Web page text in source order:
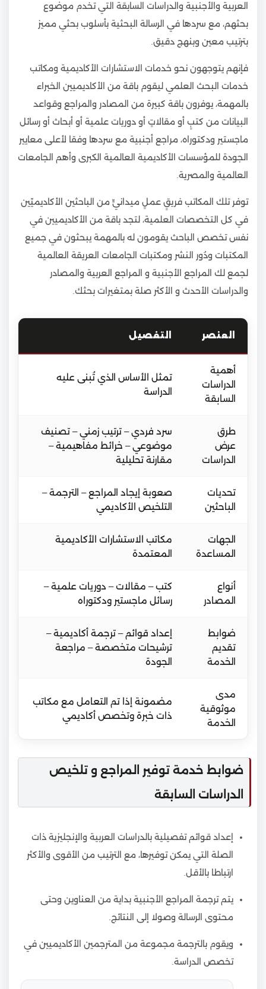
العربية والأجنبية والدراسات السابقة التي تخدم موضوع
بحثهم، مع سردها في الرسالة البحثية بأسلوب بحثي مميز
بترتيب معين وبنهج دقيق.
فإنهم يتوجهون نحو خدمات الاستشارات الأكاديمية ومكاتب
خدمات البحث العلمي ليقوم باقة من الأكاديميين الخبراء
بالمهمة، يوفرون باقة كبيرة من المصادر والمراجع وقواعد
البيانات من كتبٍ أو مقالاتٍ أو دوريات علمية أو أبحاث أو رسائل
ماجستير ودكتوراه، مراجع أجنبية مع سردها وفقا لأعلى معايير
الجودة للمؤسسات الأكاديمية العالمية الكبرى وأهم الجامعات
العالمية والمصرية.
توفر تلك المكاتب فريقٍ عملٍ ميدانيٍّ من الباحثين الأكاديميّين
في كل التخصصات العلمية، لتجد باقة من الأكاديميين في
نفس تخصص الباحث يقومون له بالمهمة يبحثون في جميع
المكتبات ودُور النشر ومكتبات الجامعات العريقة العالمية
لجمع لك المراجع الأجنبية و المراجع العربية والمصادر
والدراسات الأحدث و الأكثر صلة بمتغيرات بحثك.
العنصر التفصيل
أهمية
الدراسات
السابقة
تمثل الأساس الذي تُبنى عليه
الدراسة
طرق
عرض
الدراسات
سرد فردي – ترتيب زمني – تصنيف
موضوعي – خرائط مفاهيمية –
مقارنة تحليلية
تحديات
الباحثين
صعوبة إيجاد المراجع – الترجمة –
التلخيص الأكاديمي
الجهات
المساعدة
مكاتب الاستشارات الأكاديمية
المعتمدة
أنواع
المصادر
كتب – مقالات – دوريات علمية –
رسائل ماجستير ودكتوراه
ضوابط
تقديم
الخدمة
إعداد قوائم – ترجمة أكاديمية –
ترشيحات متخصصة – مراجعة
الجودة
مدى
موثوقية
الخدمة
مضمونة إذا تم التعامل مع مكاتب
ذات خبرة وتخصص أكاديمي
ضوابط خدمة توفير المراجع و تلخيص
الدراسات السابقة
إعداد قوائم تفصيلية بالدراسات العربية والإنجليزية ذات
الصلة التي يمكن توفيرها، مع الترتيب من الأقوى والأكثر
ارتباطا بالأقل.
يتم ترجمة المراجع الأجنبية بداية من العناوين وحتى
محتوى الرسالة وصولا إلى النتائج.
ويقوم بالترجمة مجموعة من المترجمين الأكاديميين في
تخصص الدراسة.